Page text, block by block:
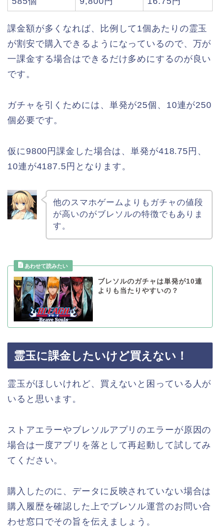
課金額が多くなれば、比例して1個あたりの霊玉
が割安で購入できるようになっているので、万が
一課金する場合はできるだけ多めにするのが良い
です。
ガチャを引くためには、単発が25個、10連が250
個必要です。
仮に9800円課金した場合は、単発が418.75円、
10連が4187.5円となります。
他のスマホゲームよりもガチャの値段
が高いのがブレソルの特徴でもありま
す。
ブレソルのガチャは単発が10連
よりも当たりやすいの？
霊玉に課金したいけど買えない！
霊玉がほしいけれど、買えないと困っている人が
いると思います。
ストアエラーやブレソルアプリのエラーが原因の
場合は一度アプリを落として再起動して試してみ
てください。
購入したのに、データに反映されていない場合は
購入履歴を確認した上でブレソル運営のお問い合
わせ窓口でその旨を伝えましょう。